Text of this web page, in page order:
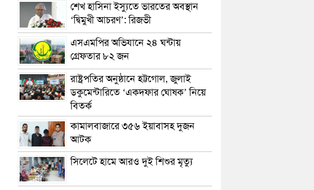
শেখ হাসিনা ইস্যুতে ভারতের অবস্থান
‘দ্বিমুখী আচরণ’: রিজভী
এসএমপির অভিযানে ২৪ ঘন্টায়
গ্রেফতার ৮২ জন
রাষ্ট্রপতির অনুষ্ঠানে হট্টগোল, জুলাই
ডকুমেন্টারিতে ‘একদফার ঘোষক’ নিয়ে
বিতর্ক
কামালবাজারে ৩৫৬ ইয়াবাসহ দুজন
আটক
সিলেটে হামে আরও দুই শিশুর মৃত্যু